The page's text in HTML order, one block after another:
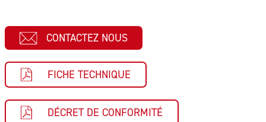
CONTACTEZ NOUS
FICHE TECHNIQUE
DÉCRET DE CONFORMITÉ